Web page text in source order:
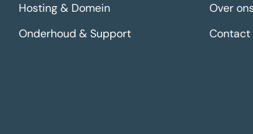
Hosting & Domein
Onderhoud & Support
Over
Contact